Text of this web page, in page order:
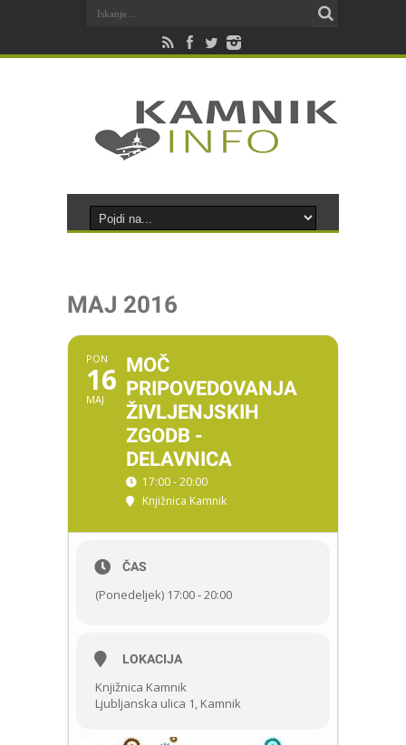
MAJ 2016
PON
16
MAJ
MOČ
PRIPOVEDOVANJA
ŽIVLJENJSKIH
ZGODB -
DELAVNICA
17:00 - 20:00
Knjižnica Kamnik
ČAS
(Ponedeljek) 17:00 - 20:00
LOKACIJA
Knjižnica Kamnik
Ljubljanska ulica 1, Kamnik